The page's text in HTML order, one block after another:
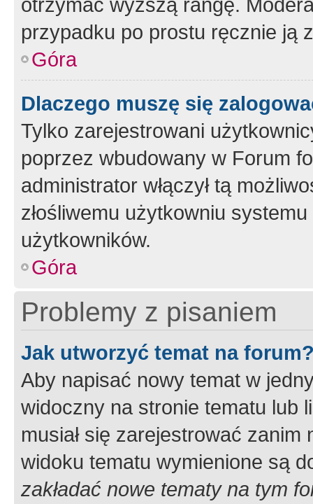
przypadku po prostu ręcznie ją
Góra
Dlaczego muszę się
Tylko zarejestrowani
poprzez wbudowany w Forum
administrator włączył tą
złośliwemu użytkowniu
użytkowników.
Góra
Problemy z pisaniem
Jak utworzyć temat na
Aby napisać nowy temat w
widoczny na stronie tematu lub
musiał się zarejestrować
widoku tematu wymienione są
zakładać nowe tematy na tym